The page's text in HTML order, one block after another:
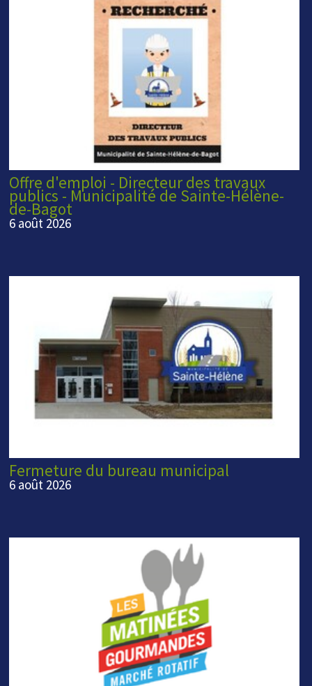
Offre d'emploi - Directeur des travaux
publics - Municipalité de Sainte-Hélène-
de-Bagot
6 août 2026
Fermeture du bureau municipal
6 août 2026